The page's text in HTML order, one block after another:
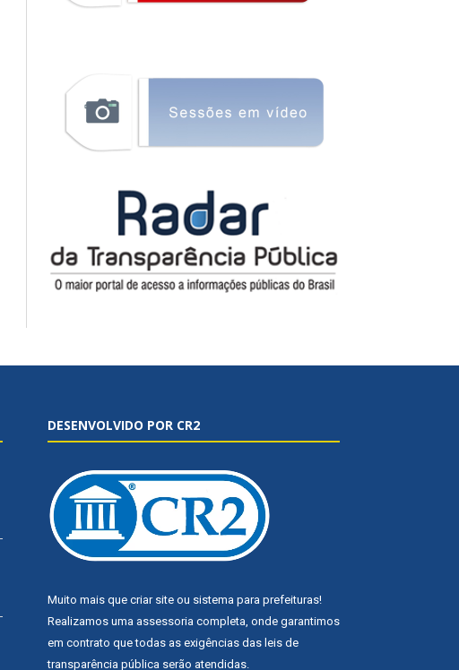
DESENVOLVIDO POR CR2
Muito mais que criar site ou sistema para prefeituras!
Realizamos uma assessoria completa, onde garantimos
em contrato que todas as exigências das leis de
transparência pública serão atendidas.